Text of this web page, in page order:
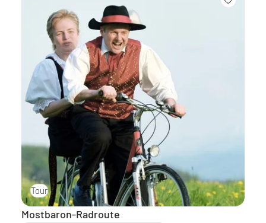
Tour
Mostbaron-Radroute